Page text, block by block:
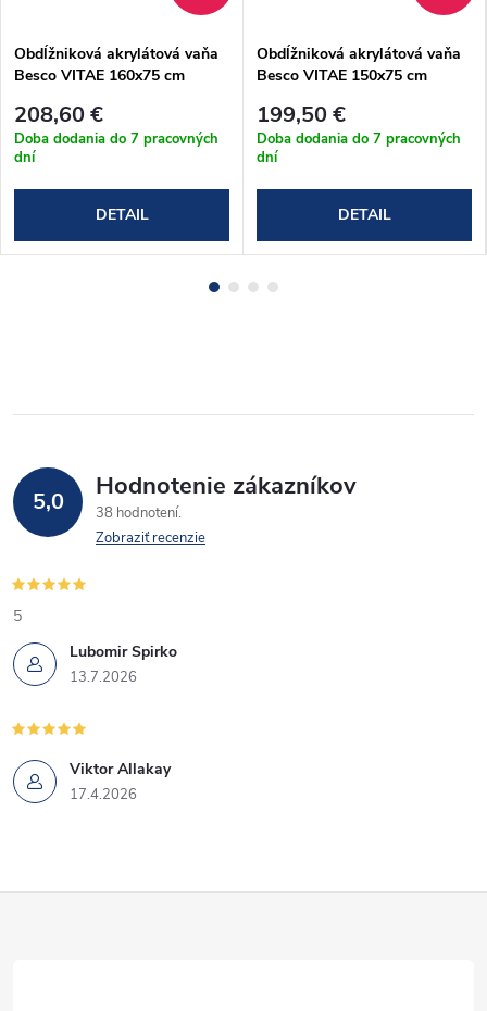
Obdĺžniková akrylátová vaňa
Besco VITAE 160x75 cm
208,60 €
Doba dodania do 7 pracovných
dní
DETAIL
Obdĺžniková akrylátová vaňa
Besco VITAE 150x75 cm
199,50 €
Doba dodania do 7 pracovných
dní
DETAIL
5,0 Hodnotenie zákazníkov
38 hodnotení
Zobraziť recenzie
Lubomir Spirko
13.7.2026
5
Viktor Allakay
17.4.2026